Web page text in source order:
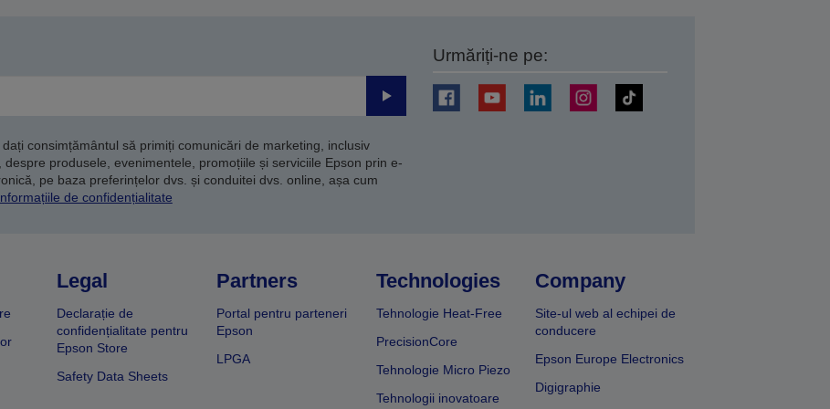
Trimiteți
consimțământul să primiți comunicări de marketing, inclusiv
produsele, evenimentele, promoțiile și serviciile Epson prin e-
pe baza preferințelor dvs. și conduitei dvs. online, așa cum
de confidențialitate
Urmăriți-ne pe:
Legal
Declarație de
confidențialitate pentru
Epson Store
Safety Data Sheets
Partners
Portal pentru parteneri
Epson
LPGA
Technologies
Tehnologie Heat-Free
PrecisionCore
Tehnologie Micro Piezo
Tehnologii inovatoare
Company
Site-ul web al echipei de
conducere
Epson Europe Electronics
Digigraphie